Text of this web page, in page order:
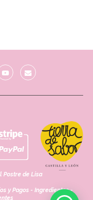
Postre de Lisa
y Pagos - Ingredientes-